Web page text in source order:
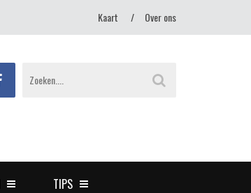
Kaart Over ons
TIPS